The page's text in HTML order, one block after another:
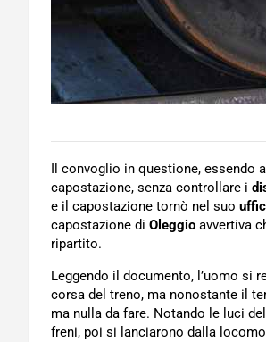
Il convoglio in questione, essendo a
capostazione, senza controllare i
e il capostazione tornò nel suo
capostazione di Oleggio avvertiva
ripartito.
Leggendo il documento, l’uomo si
corsa del treno, ma nonostante il
ma nulla da fare. Notando le luci
freni, poi si lanciarono dalla